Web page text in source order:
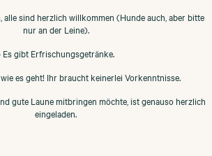
alle sind herzlich willkommen (Hunde auch, aber bitte
nur an der Leine).
Es gibt Erfrischungsgetränke.
es geht! Ihr braucht keinerlei Vorkenntnisse.
gute Laune mitbringen möchte, ist genauso herzlich
eingeladen.